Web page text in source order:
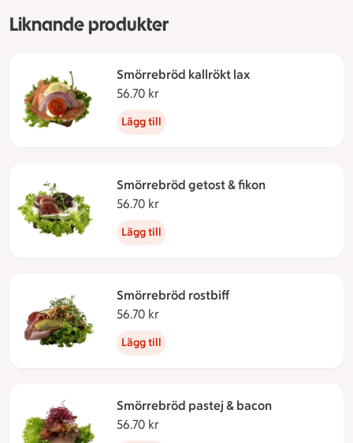
Liknande produkter
Smörrebröd kallrökt lax
56.70 kr
Lägg till
Smörrebröd getost & fikon
56.70 kr
Lägg till
Smörrebröd rostbiff
56.70 kr
Lägg till
Smörrebröd pastej & bacon
56.70 kr